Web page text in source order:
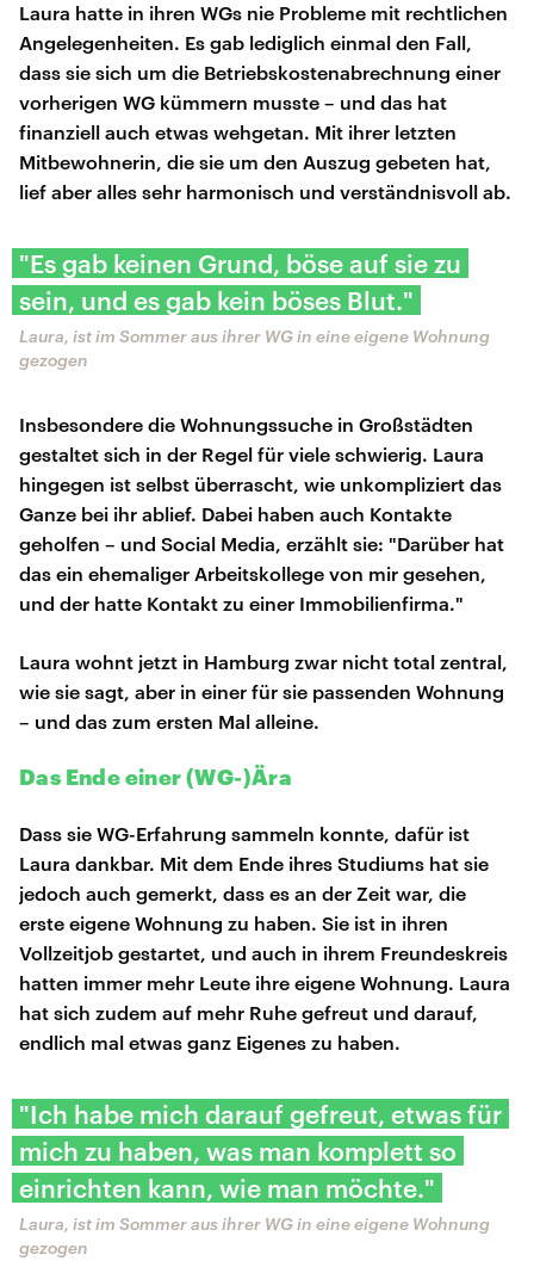
Laura hatte in ihren WGs nie Probleme mit rechtlichen
Angelegenheiten. Es gab lediglich einmal den Fall,
dass sie sich um die Betriebskostenabrechnung einer
vorherigen WG kümmern musste – und das hat
finanziell auch etwas wehgetan. Mit ihrer letzten
Mitbewohnerin, die sie um den Auszug gebeten hat,
lief aber alles sehr harmonisch und verständnisvoll ab.
"Es gab keinen Grund, böse auf sie zu
sein, und es gab kein böses Blut."
Laura, ist im Sommer aus ihrer WG in eine eigene Wohnung
gezogen
Insbesondere die Wohnungssuche in Großstädten
gestaltet sich in der Regel für viele schwierig. Laura
hingegen ist selbst überrascht, wie unkompliziert das
Ganze bei ihr ablief. Dabei haben auch Kontakte
geholfen – und Social Media, erzählt sie: "Darüber hat
das ein ehemaliger Arbeitskollege von mir gesehen,
und der hatte Kontakt zu einer Immobilienfirma."
Laura wohnt jetzt in Hamburg zwar nicht total zentral,
wie sie sagt, aber in einer für sie passenden Wohnung
– und das zum ersten Mal alleine.
Das Ende einer (WG-)Ära
Dass sie WG-Erfahrung sammeln konnte, dafür ist
Laura dankbar. Mit dem Ende ihres Studiums hat sie
jedoch auch gemerkt, dass es an der Zeit war, die
erste eigene Wohnung zu haben. Sie ist in ihren
Vollzeitjob gestartet, und auch in ihrem Freundeskreis
hatten immer mehr Leute ihre eigene Wohnung. Laura
hat sich zudem auf mehr Ruhe gefreut und darauf,
endlich mal etwas ganz Eigenes zu haben.
"Ich habe mich darauf gefreut, etwas für
mich zu haben, was man komplett so
einrichten kann, wie man möchte."
Laura, ist im Sommer aus ihrer WG in eine eigene Wohnung
gezogen